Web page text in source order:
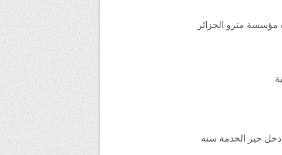
مترو الجزائر
دخل حيز الخدمة سنة